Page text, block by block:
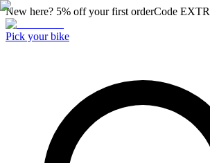
New here? 5% off your first orderCode
Pick your bike